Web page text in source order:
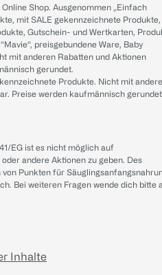
Shop. Ausgenommen „Einfach
mit SALE gekennzeichnete Produkte,
Gutschein- und Wertkarten,
preisgebundene Ware, Baby
mit anderen Rabatten und Aktionen
gerundet.
Produkte. Nicht mit
Preise werden kaufmännisch
EG ist es nicht möglich auf
andere Aktionen zu geben. Des
Punkten für
Bei weiteren Fragen wende dich bitte
Inhalte